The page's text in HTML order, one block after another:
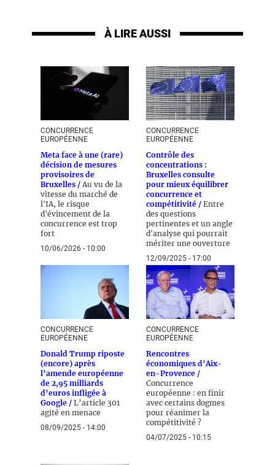
À LIRE AUSSI
CONCURRENCE
EUROPÉENNE
Meta face à une (rare)
décision de mesures
provisoires de
Bruxelles / Au vu de la
vitesse du marché de
l'IA, le risque
d'évincement de la
concurrence est trop
fort
10/06/2026 - 10:00
CONCURRENCE
EUROPÉENNE
Contrôle des
concentrations :
Bruxelles consulte
pour mieux équilibrer
concurrence et
compétitivité / Entre
des questions
pertinentes et un angle
d'analyse qui pourrait
mériter une ouverture
12/09/2025 - 17:00
CONCURRENCE
EUROPÉENNE
Donald Trump riposte
(encore) après
l’amende européenne
de 2,95 milliards
d’euros infligée à
Google / L’article 301
agité en menace
08/09/2025 - 14:00
CONCURRENCE
EUROPÉENNE
Rencontres
économiques d’Aix-
en-Provence /
Concurrence
européenne : en finir
avec certains dogmes
pour réanimer la
compétitivité ?
04/07/2025 - 10:15